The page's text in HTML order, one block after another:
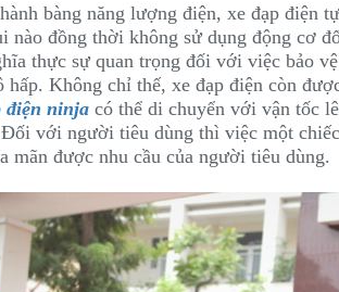
bàng năng lượng điện, xe đạp điện
đồng thời không sử dụng động cơ
thực sự quan trọng đối với việc bảo
hấp. Không chỉ thế, xe đạp điện còn
điện ninja có thể di chuyển với vận tốc
với người tiêu dùng thì việc một
mãn được nhu cầu của người tiêu dùng.